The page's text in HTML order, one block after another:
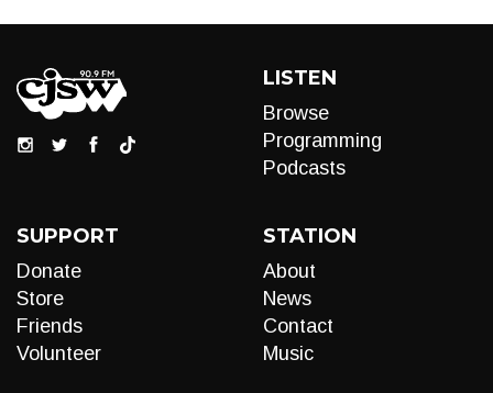
LISTEN
Browse
Programming
Podcasts
SUPPORT
Donate
Store
Friends
Volunteer
STATION
About
News
Contact
Music